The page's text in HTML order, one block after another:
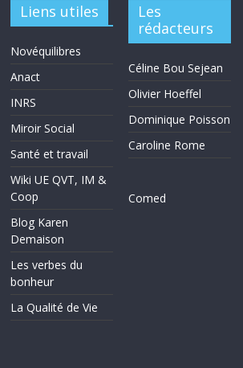
Liens utiles
Novéquilibres
Anact
INRS
Miroir Social
Santé et travail
Wiki UE QVT, IM &
Coop
Blog Karen
Demaison
Les verbes du
bonheur
La Qualité de Vie
Les
rédacteurs
Céline Bou Sejean
Olivier Hoeffel
Dominique Poisson
Caroline Rome
Comed